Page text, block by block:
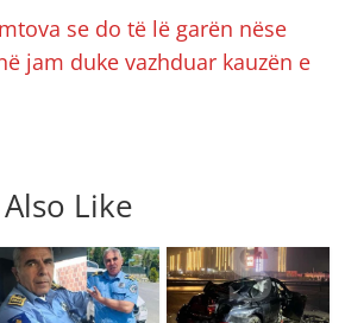
se do të lë garën nëse
jam duke vazhduar kauzën e
Like